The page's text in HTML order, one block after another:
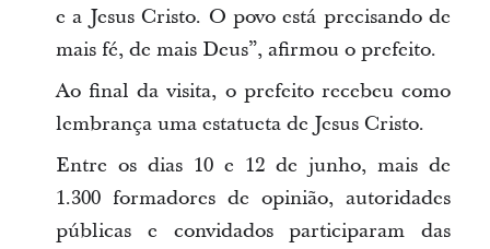
e a Jesus Cristo. O povo está precisando de
mais fé, de mais Deus”, afirmou o prefeito.
Ao final da visita, o prefeito recebeu como
lembrança uma estatueta de Jesus Cristo.
Entre os dias 10 e 12 de junho, mais de
1.300 formadores de opinião, autoridades
públicas e convidados participaram das